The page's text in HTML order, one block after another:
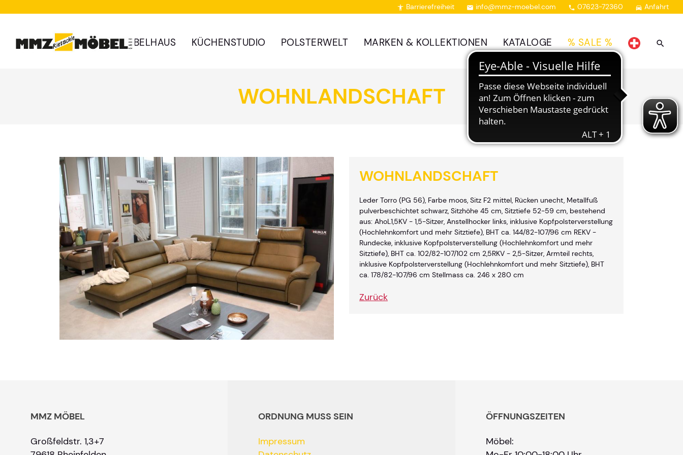
 Barrierefreiheit  info@mmz-moebel.com  07623-72360  Anfahrt
MÖBELHAUS KÜCHENSTUDIO POLSTERWELT MARKEN & KOLLEKTIONEN KATALOGE % SALE %
WOHNLANDSCHAFT
WOHNLANDSCHAFT
Leder Torro (PG 56), Farbe moos, Sitz F2 mittel, Rücken unecht, Metallfuß
pulverbeschichtet schwarz, Sitzhöhe 45 cm, Sitztiefe 52-59 cm, bestehend
aus: AhoL1,5KV - 1,5-Sitzer, Anstellhocker links, inklusive Kopfpolsterverstellung
(Hochlehnkomfort und mehr Sitztiefe), BHT ca. 144/82-107/96 cm REKV -
Rundecke, inklusive Kopfpolsterverstellung (Hochlehnkomfort und mehr
Sitztiefe), BHT ca. 102/82-107/102 cm 2,5RKV - 2,5-Sitzer, Armteil rechts,
inklusive Kopfpolsterverstellung (Hochlehnkomfort und mehr Sitztiefe), BHT
ca. 178/82-107/96 cm Stellmass ca. 246 x 280 cm
Zurück
MMZ MÖBEL
Großfeldstr. 1,3+7
ORDNUNG MUSS SEIN
Impressum
ÖFFNUNGSZEITEN
Möbel: